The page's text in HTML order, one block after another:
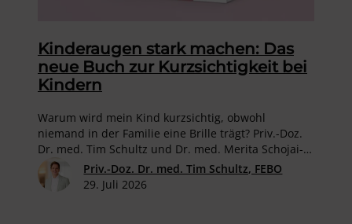
Kinderaugen stark machen: Das
neue Buch zur Kurzsichtigkeit bei
Kindern
Warum wird mein Kind kurzsichtig, obwohl
niemand in der Familie eine Brille trägt? Priv.-Doz.
Dr. med. Tim Schultz und Dr. med. Merita Schojai-
Schultz beantworten in ihrem neuen Ratgeber
„Kinderaugen stark…
Priv.-Doz. Dr. med. Tim Schultz, FEBO
29. Juli 2026